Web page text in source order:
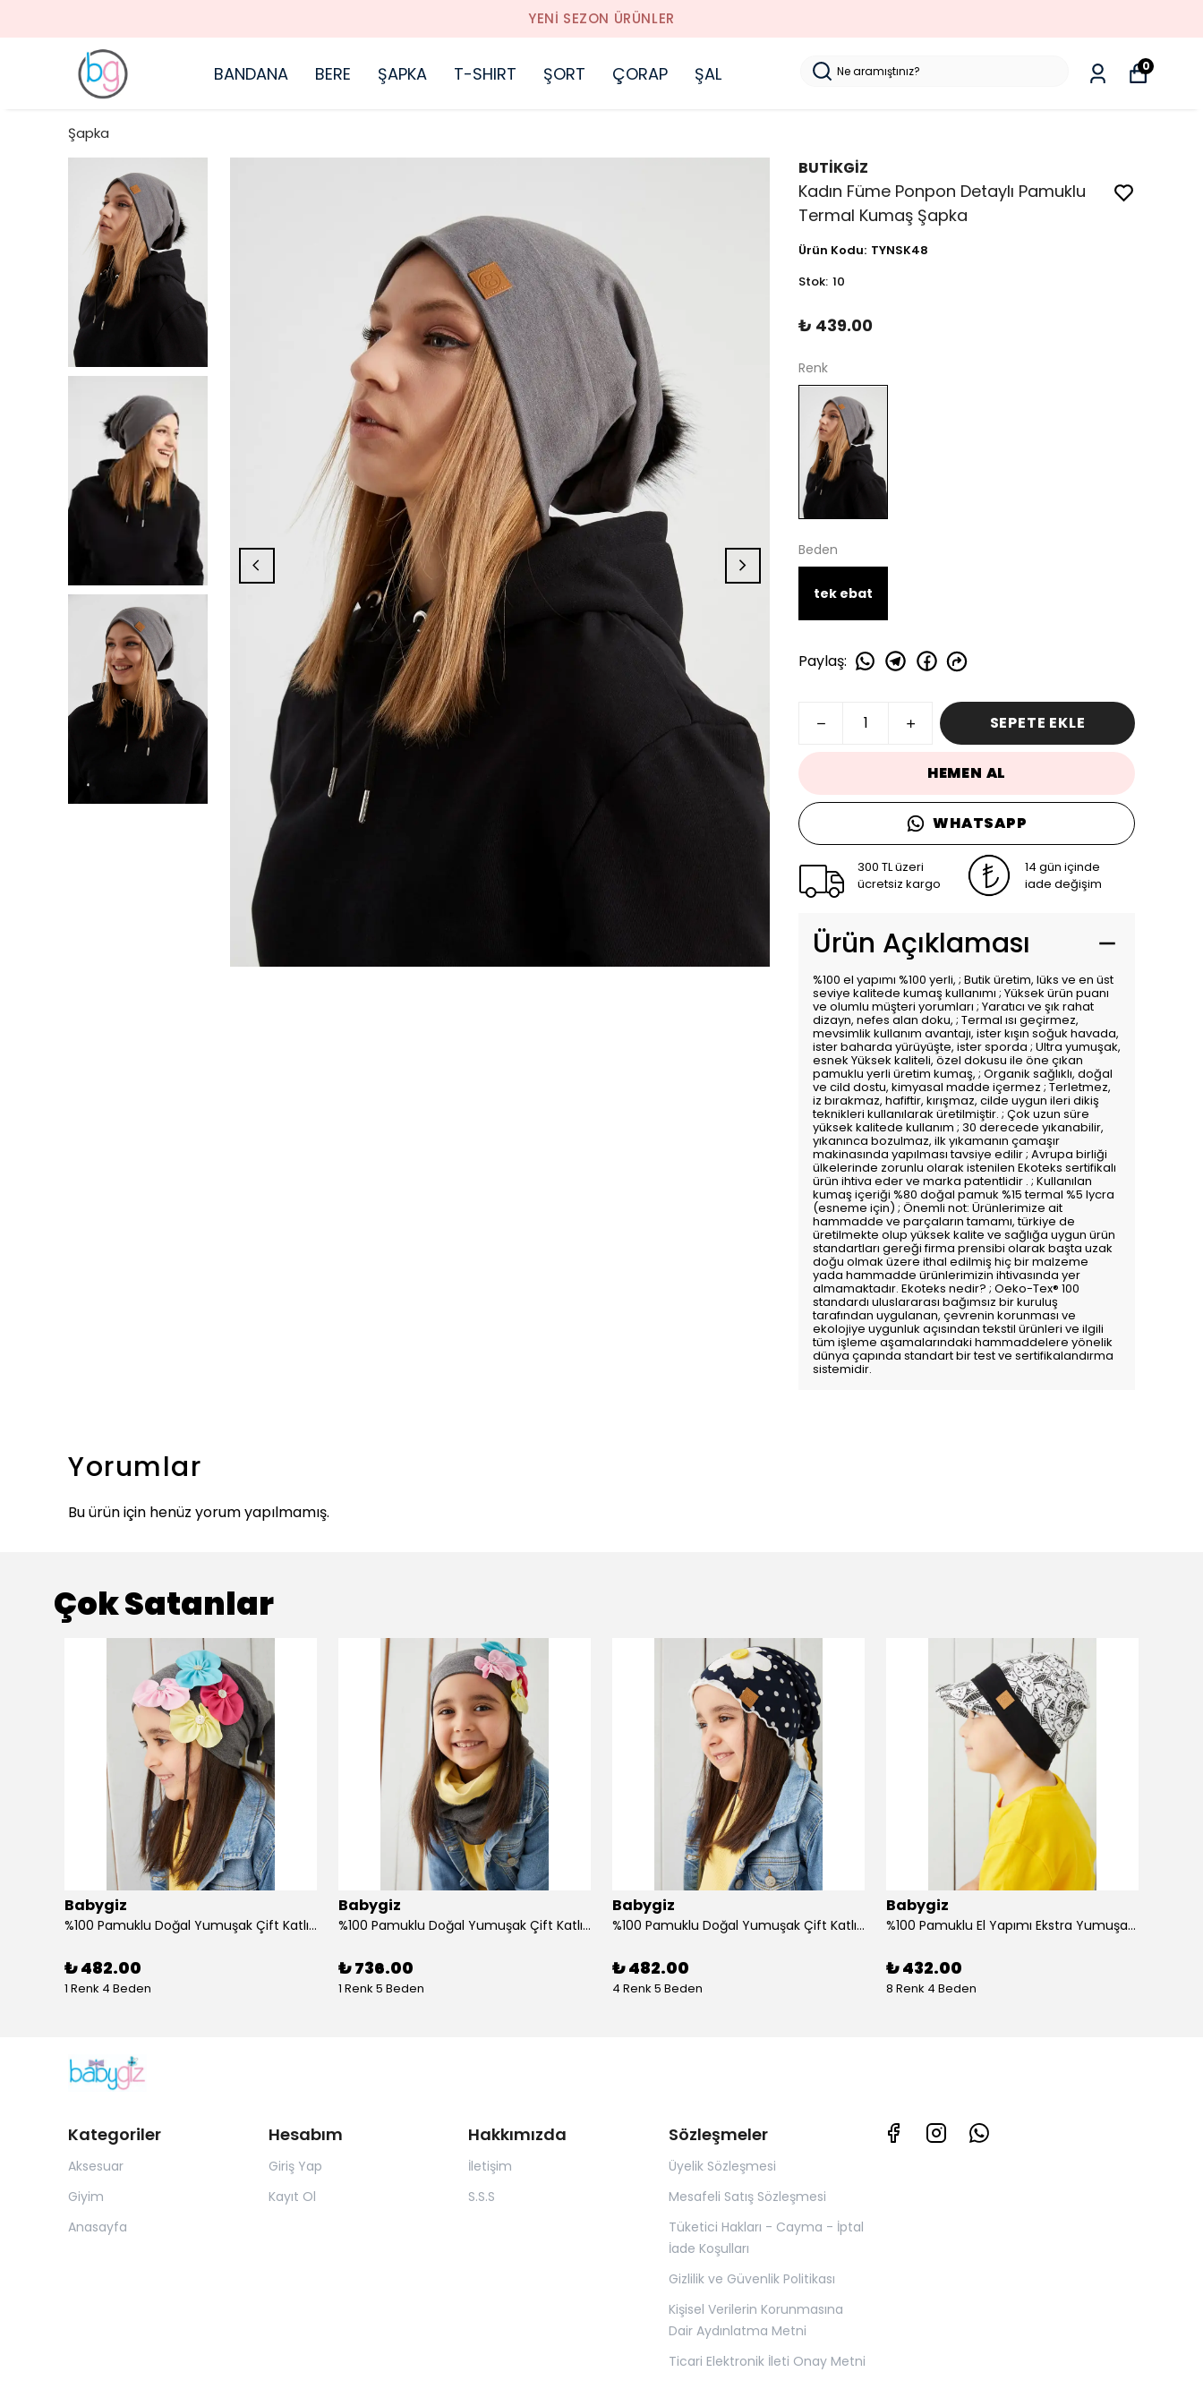
YENI SEZON ÜRÜNLER
BANDANA BERE ŞAPKA T-SHIRT ŞORT ÇORAP ŞAL 0
Şapka
BUTİKGİZ
Kadın Füme Ponpon Detaylı Pamuklu
Termal Kumaş Şapka
Ürün Kodu: TYNSK48
Stok: 10
₺ 439.00
Renk
Beden
tek ebat
Paylaş:
SEPETE EKLE
HEMEN AL
WHATSAPP
300 TL üzeri
ücretsiz kargo
14 gün içinde
iade değişim
Ürün Açıklaması
%100 el yapımı %100 yerli, ; Butik üretim, lüks ve en üst
seviye kalitede kumaş kullanımı ; Yüksek ürün puanı
ve olumlu müşteri yorumları ; Yaratıcı ve şık rahat
dizayn, nefes alan doku, ; Termal ısı geçirmez,
mevsimlik kullanım avantajı, ister kışın soğuk havada,
ister baharda yürüyüşte, ister sporda ; Ultra yumuşak,
esnek Yüksek kaliteli, özel dokusu ile öne çıkan
pamuklu yerli üretim kumaş, ; Organik sağlıklı, doğal
ve cild dostu, kimyasal madde içermez ; Terletmez,
iz bırakmaz, hafiftir, kırışmaz, cilde uygun ileri dikiş
teknikleri kullanılarak üretilmiştir. ; Çok uzun süre
yüksek kalitede kullanım ; 30 derecede yıkanabilir,
yıkanınca bozulmaz, ilk yıkamanın çamaşır
makinasında yapılması tavsiye edilir ; Avrupa birliği
ülkelerinde zorunlu olarak istenilen Ekoteks sertifikalı
ürün ihtiva eder ve marka patentlidir . ; Kullanılan
kumaş içeriği %80 doğal pamuk %15 termal %5 lycra
(esneme için) ; Önemli not: Ürünlerimize ait
hammadde ve parçaların tamamı, türkiye de
üretilmekte olup yüksek kalite ve sağlığa uygun ürün
standartları gereği firma prensibi olarak başta uzak
doğu olmak üzere ithal edilmiş hiç bir malzeme
yada hammadde ürünlerimizin ihtivasında yer
almamaktadır. Ekoteks nedir? ; Oeko-Tex® 100
standardı uluslararası bağımsız bir kuruluş
tarafından uygulanan, çevrenin korunması ve
ekolojiye uygunluk açısından tekstil ürünleri ve ilgili
tüm işleme aşamalarındaki hammaddelere yönelik
dünya çapında standart bir test ve sertifikalandırma
sistemidir.
Yorumlar
Bu ürün için henüz yorum yapılmamış.
Çok Satanlar
Babygiz
%100 Pamuklu Doğal Yumuşak Çift Katlı Penye Füme Çiçekli Kız Çocuk Bebek Şapka Bere
₺ 482.00
1 Renk 4 Beden
Babygiz
%100 Pamuklu Doğal Yumuşak Çift Katlı Penye Kız Çocuk Bebek Bere Boyunluk Set
₺ 736.00
1 Renk 5 Beden
Babygiz
%100 Pamuklu Doğal Yumuşak Çift Katlı Penye Kız Çocuk Bebek Bere
₺ 482.00
4 Renk 5 Beden
Babygiz
%100 Pamuklu El Yapımı Ekstra Yumuşak Bebek Çocuk Vizyerli Siyah Beyaz Desenli Şapka
₺ 432.00
8 Renk 4 Beden
Kategoriler
Aksesuar
Giyim
Anasayfa
Hesabım
Giriş Yap
Kayıt Ol
Hakkımızda
İletişim
S.S.S
Sözleşmeler
Üyelik Sözleşmesi
Mesafeli Satış Sözleşmesi
Tüketici Hakları - Cayma - İptal
İade Koşulları
Gizlilik ve Güvenlik Politikası
Kişisel Verilerin Korunmasına
Dair Aydınlatma Metni
Ticari Elektronik İleti Onay Metni